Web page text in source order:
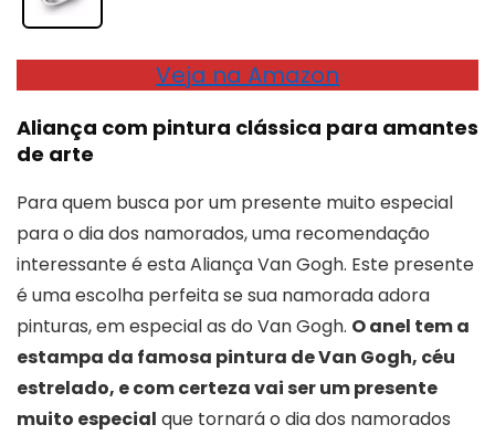
Veja na Amazon
Aliança com pintura clássica para amantes
de arte
Para quem busca por um presente muito especial
para o dia dos namorados, uma recomendação
interessante é esta Aliança Van Gogh. Este presente
é uma escolha perfeita se sua namorada adora
pinturas, em especial as do Van Gogh. O anel tem a
estampa da famosa pintura de Van Gogh, céu
estrelado, e com certeza vai ser um presente
muito especial que tornará o dia dos namorados